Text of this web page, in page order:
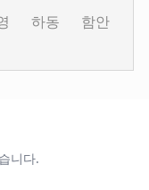
하동
함안
니다.